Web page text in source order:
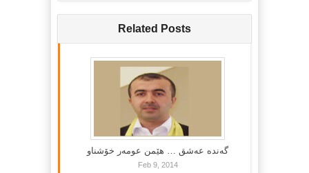
Related Posts
گه‌نده‌ عه‌شق … هێمن عومه‌ر خۆشناو
Feb 9, 2014